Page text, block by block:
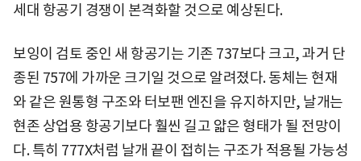
세대 항공기 경쟁이 본격화할 것으로 예상된다.
보잉이 검토 중인 새 항공기는 기존 737보다 크고, 과거 단
종된 757에 가까운 크기일 것으로 알려졌다. 동체는 현재
와 같은 원통형 구조와 터보팬 엔진을 유지하지만, 날개는
현존 상업용 항공기보다 훨씬 길고 얇은 형태가 될 전망이
다. 특히 777X처럼 날개 끝이 접히는 구조가 적용될 가능성